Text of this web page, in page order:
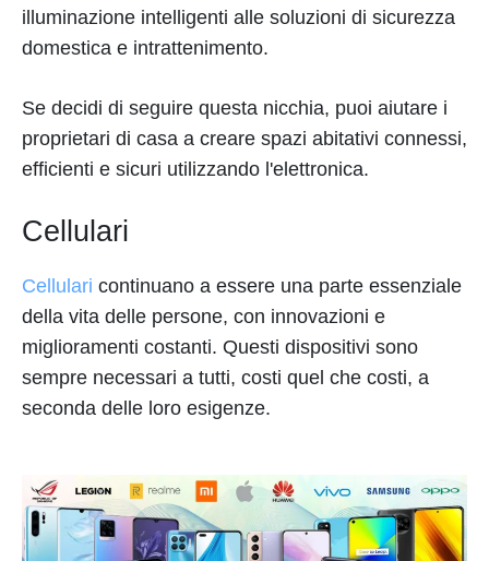
illuminazione intelligenti alle soluzioni di sicurezza
domestica e intrattenimento.
Se decidi di seguire questa nicchia, puoi aiutare i
proprietari di casa a creare spazi abitativi connessi,
efficienti e sicuri utilizzando l'elettronica.
Cellulari
Cellulari continuano a essere una parte essenziale
della vita delle persone, con innovazioni e
miglioramenti costanti. Questi dispositivi sono
sempre necessari a tutti, costi quel che costi, a
seconda delle loro esigenze.